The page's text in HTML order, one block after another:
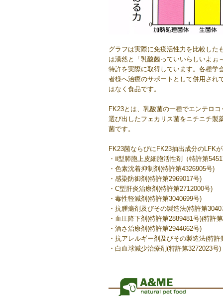
グラフは実際に免疫活性力を比較した
は漠然と「乳酸菌っていいらしいよぉ
特許を実際に取得しています。各種学
者様へ治療のサポートとして併用さ
はなく食品です。
FK23とは、乳酸菌の一種でエンテロ
選び出したフェカリス菌をニチニチ製
菌です。
FK23菌ならびにFK23抽出成分のLFK
・Ⅱ型肺胞上皮細胞活性剤（特許第
・色素沈着抑制剤(特許第4326905号)
・感染防御剤(特許第2969017号)
・C型肝炎治療剤(特許第2712000号)
・毒性軽減剤(特許第3040699号)
・抗腫瘍剤及びその製造法(特許第
・血圧降下剤(特許第2889481号)(特許
・酒さ治療剤(特許第2944662号)
・抗アレルギー剤及びその製造法(特許
・白血球減少治療剤(特許第3272023号)